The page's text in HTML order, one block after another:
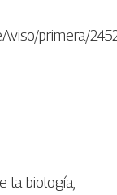
primera/
la biología,